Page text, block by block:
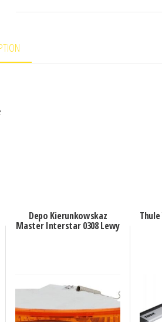
Depo Kierunkowskaz
Master Interstar 0308 Lewy